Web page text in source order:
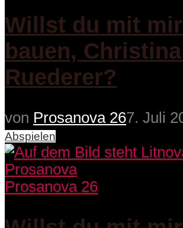
Willst du mit
bauen,
Ruederer?
von Prosanova 267. Juli
Abspielen
Prosanova 26